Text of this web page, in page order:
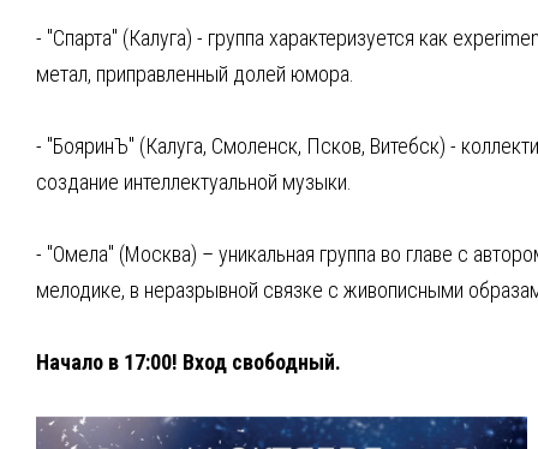
⁣- "Спарта" (Калуга) - группа характеризуется как
метал, приправленный долей юмора.
⁣- "БояринЪ" (Калуга, Смоленск, Псков, Витебск) -
создание интеллектуальной музыки.
⁣- "Омела" (Москва) – уникальная группа во главе с
мелодике, в неразрывной связке с живописными
⁣Начало в 17:00! Вход свободный.